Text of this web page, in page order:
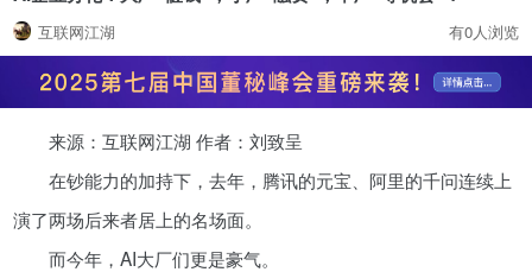
报告 行业峰会
为你推荐
年入百万，也不一定能看懂“商业
模式”！推荐收藏！
08-02
互联网江湖 有0人浏览
来源：互联网江湖 作者：刘致呈
在钞能力的加持下，去年，腾讯的元宝、阿里的千问连续上
演了两场后来者居上的名场面。
而今年，AI大厂们更是豪气。